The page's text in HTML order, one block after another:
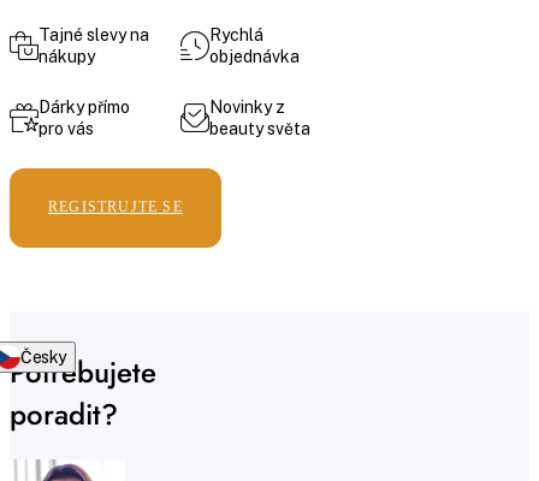
Tajné slevy na
nákupy
Rychlá
objednávka
Dárky přímo
pro vás
Novinky z
beauty světa
REGISTRUJTE SE
Potřebujete
poradit?
Česky